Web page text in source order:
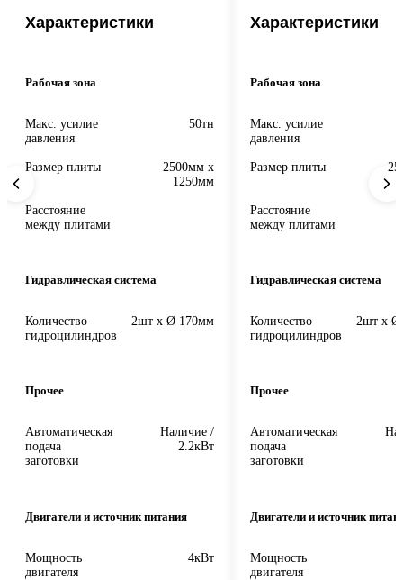
Характеристики
Рабочая зона
Макс. усилие
давления
50тн
Размер плиты
2500мм x
1250мм
Расстояние
между плитами
Гидравлическая система
Количество
гидроцилиндров
2шт x Ø 170мм
Прочее
Автоматическая
подача
заготовки
Наличие /
2.2кВт
Двигатели и источник питания
Мощность
двигателя
4кВт
Характеристики
Рабочая зона
Макс. усилие
давления
Размер плиты
Расстояние
между плитами
Гидравлическая система
Количество
гидроцилиндров
2шт x Ø
Прочее
Автоматическая
подача
заготовки
Двигатели и источник
Мощность
двигателя